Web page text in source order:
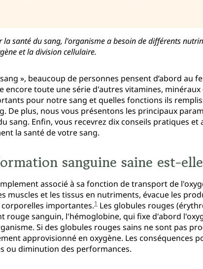
la santé du sang, l'organisme a besoin de différents
et la division cellulaire.
», beaucoup de personnes pensent d’abord au
encore toute une série d'autres vitamines,
pour notre sang et quelles fonctions ils
De plus, nous vous présentons les principaux
sang. Enfin, vous recevrez dix conseils pratiques
la santé de votre sang.
sanguine saine est-
associé à sa fonction de transport de
muscles et les tissus en nutriments, évacue les
importantes.1 Les globules rouges
rouge sanguin, l'hémoglobine, qui fixe d'abord
Si des globules rouges sains ne sont pas
approvisionné en oxygène. Les conséquences
ou diminution des performances.